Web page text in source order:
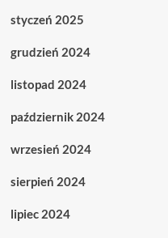
styczeń 2025
grudzień 2024
listopad 2024
październik 2024
wrzesień 2024
sierpień 2024
lipiec 2024